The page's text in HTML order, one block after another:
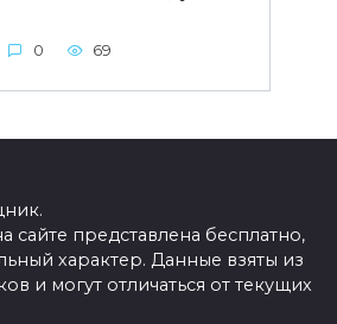
0 69
сайте представлена бесплатно,
характер. Данные взяты из
и могут отличаться от текущих